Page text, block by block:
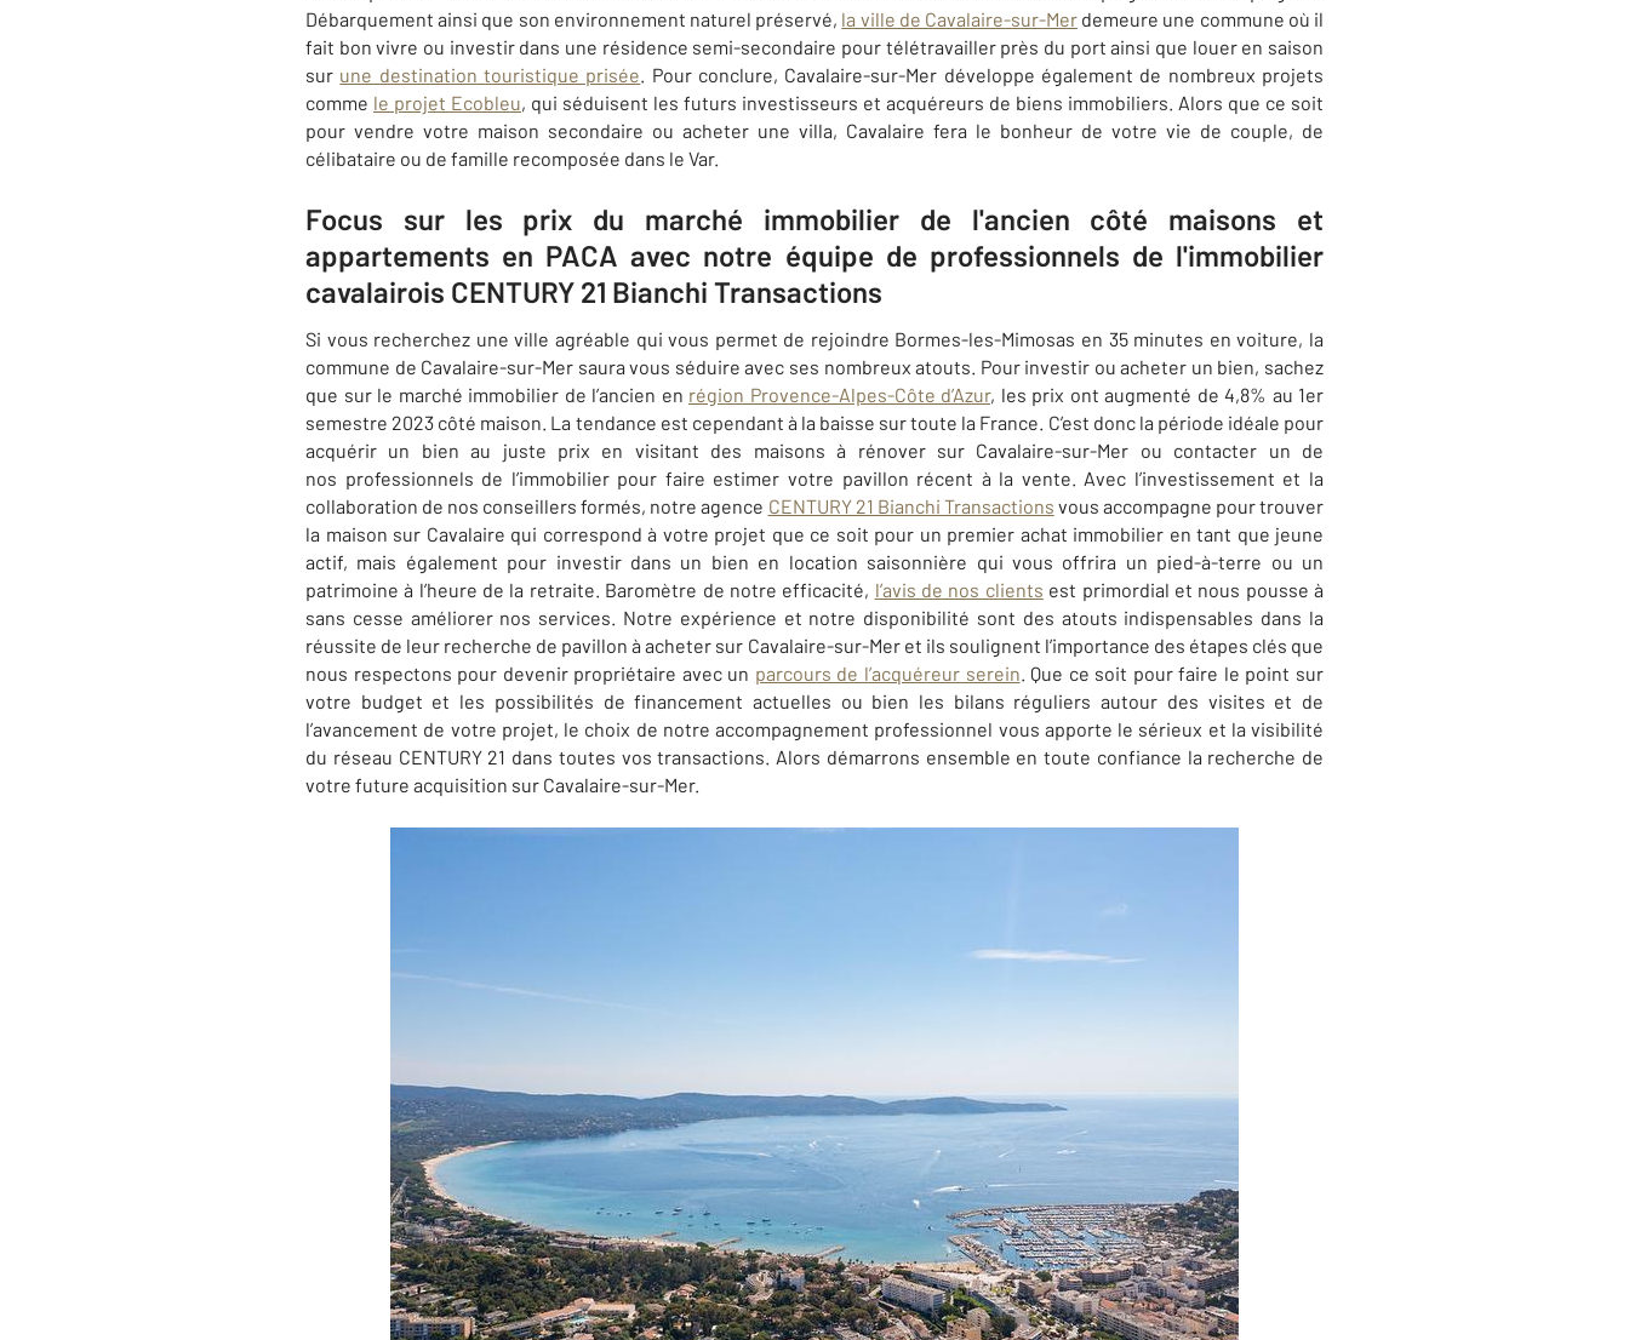
Débarquement ainsi que son environnement naturel préservé, la ville de Cavalaire-sur-Mer demeure une commune où il
fait bon vivre ou investir dans une résidence semi-secondaire pour télétravailler près du port ainsi que louer en saison
sur une destination touristique prisée. Pour conclure, Cavalaire-sur-Mer développe également de nombreux projets
comme le projet Ecobleu, qui séduisent les futurs investisseurs et acquéreurs de biens immobiliers. Alors que ce soit
pour vendre votre maison secondaire ou acheter une villa, Cavalaire fera le bonheur de votre vie de couple, de
célibataire ou de famille recomposée dans le Var.
Focus sur les prix du marché immobilier de l'ancien côté maisons et
appartements en PACA avec notre équipe de professionnels de l'immobilier
cavalairois CENTURY 21 Bianchi Transactions
Si vous recherchez une ville agréable qui vous permet de rejoindre Bormes-les-Mimosas en 35 minutes en voiture, la
commune de Cavalaire-sur-Mer saura vous séduire avec ses nombreux atouts. Pour investir ou acheter un bien, sachez
que sur le marché immobilier de l’ancien en région Provence-Alpes-Côte d’Azur, les prix ont augmenté de 4,8% au 1er
semestre 2023 côté maison. La tendance est cependant à la baisse sur toute la France. C’est donc la période idéale pour
acquérir un bien au juste prix en visitant des maisons à rénover sur Cavalaire-sur-Mer ou contacter un de
nos professionnels de l’immobilier pour faire estimer votre pavillon récent à la vente. Avec l’investissement et la
collaboration de nos conseillers formés, notre agence CENTURY 21 Bianchi Transactions vous accompagne pour trouver
la maison sur Cavalaire qui correspond à votre projet que ce soit pour un premier achat immobilier en tant que jeune
actif, mais également pour investir dans un bien en location saisonnière qui vous offrira un pied-à-terre ou un
patrimoine à l’heure de la retraite. Baromètre de notre efficacité, l’avis de nos clients est primordial et nous pousse à
sans cesse améliorer nos services. Notre expérience et notre disponibilité sont des atouts indispensables dans la
réussite de leur recherche de pavillon à acheter sur Cavalaire-sur-Mer et ils soulignent l’importance des étapes clés que
nous respectons pour devenir propriétaire avec un parcours de l’acquéreur serein. Que ce soit pour faire le point sur
votre budget et les possibilités de financement actuelles ou bien les bilans réguliers autour des visites et de
l’avancement de votre projet, le choix de notre accompagnement professionnel vous apporte le sérieux et la visibilité
du réseau CENTURY 21 dans toutes vos transactions. Alors démarrons ensemble en toute confiance la recherche de
votre future acquisition sur Cavalaire-sur-Mer.